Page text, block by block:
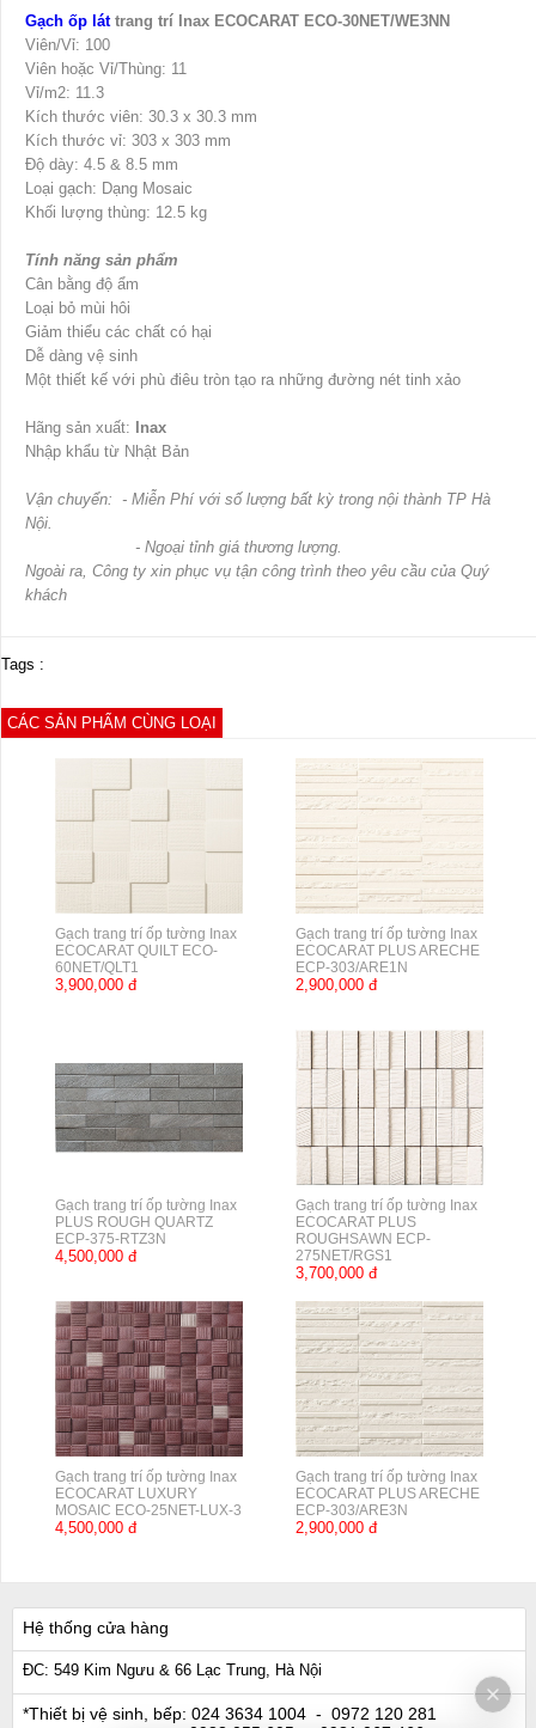
Gạch ốp láttrang trí Inax ECOCARAT ECO-30NET/WE3NN
Viên/Vỉ: 100
Viên hoặc Vỉ/Thùng: 11
Vỉ/m2: 11.3
Kích thước viên: 30.3 x 30.3 mm
Kích thước vỉ: 303 x 303 mm
Độ dày: 4.5 & 8.5 mm
Loại gạch: Dạng Mosaic
Khối lượng thùng: 12.5 kg
Tính năng sản phẩm
Cân bằng độ ẩm
Loại bỏ mùi hôi
Giảm thiểu các chất có hại
Dễ dàng vệ sinh
Một thiết kế với phù điêu tròn tạo ra những đường nét tinh xảo
Hãng sản xuất:
Inax
Nhập khẩu từ Nhật Bản
Vận chuyển: - Miễn Phí với số lượng bất kỳ trong nội thành TP Hà
Nội.
- Ngoại tỉnh giá thương lượng.
Ngoài ra, Công ty xin phục vụ tận công trình theo yêu cầu của Quý
khách
Tags :
CÁC SẢN PHẨM CÙNG LOẠI
Gạch trang trí ốp tường Inax
ECOCARAT QUILT ECO-
60NET/QLT1
3,900,000 đ
Gạch trang trí ốp tường Inax
ECOCARAT PLUS ARECHE
ECP-303/ARE1N
2,900,000 đ
Gạch trang trí ốp tường Inax
PLUS ROUGH QUARTZ
ECP-375-RTZ3N
4,500,000 đ
Gạch trang trí ốp tường Inax
ECOCARAT PLUS
ROUGHSAWN ECP-
275NET/RGS1
3,700,000 đ
Gạch trang trí ốp tường Inax
ECOCARAT LUXURY
MOSAIC ECO-25NET-LUX-3
4,500,000 đ
Gạch trang trí ốp tường Inax
ECOCARAT PLUS ARECHE
ECP-303/ARE3N
2,900,000 đ
Hệ thống cửa hàng
ĐC: 549 Kim Ngưu & 66 Lạc Trung, Hà Nội
*Thiết bị vệ sinh, bếp: 024 3634 1004 - 0972 120 281